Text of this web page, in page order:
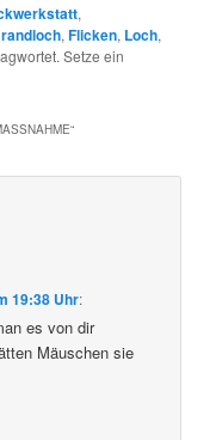
,
,Flicken, Loch,
Setze ein
“
19:38 Uhr:
es von dir
Mäuschen sie